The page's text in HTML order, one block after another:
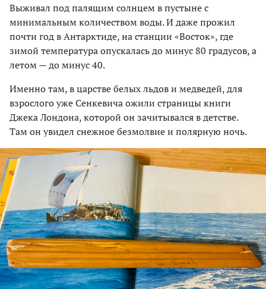
Выживал под палящим солнцем в пустыне с
минимальным количеством воды. И даже прожил
почти год в Антарктиде, на станции «Восток», где
зимой температура опускалась до минус 80 градусов, а
летом — до минус 40.
Именно там, в царстве белых льдов и медведей, для
взрослого уже Сенкевича ожили страницы книги
Джека Лондона, которой он зачитывался в детстве.
Там он увидел снежное безмолвие и полярную ночь.